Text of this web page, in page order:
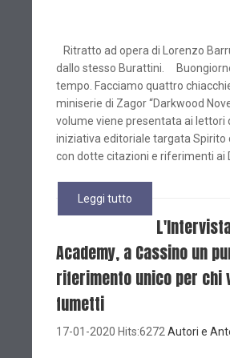
Ritratto ad opera di Lorenzo
dallo stesso Burattini.
tempo. Facciamo quattro
miniserie di Zagor “Darkwood
volume viene presentata ai lettori
iniziativa editoriale targata Spirito
con dotte citazioni e riferimenti ai
Leggi tutto
Academy, a Cassino un
riferimento unico per chi
fumetti
17-01-2020 Hits:6272 Autori e